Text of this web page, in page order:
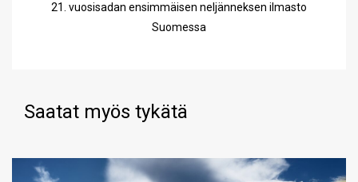
21. vuosisadan ensimmäisen neljänneksen ilmasto
Suomessa
Saatat myös tykätä